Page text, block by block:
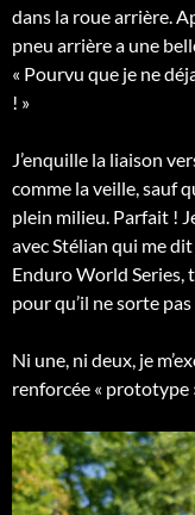
dans la roue arrière.
pneu arrière a une
« Pourvu que je ne
! »
J’enquille la liaison
comme la veille, sauf
plein milieu. Parfait !
avec Stélian qui me
Enduro World Series,
pour qu’il ne sorte pas
Ni une, ni deux, je
renforcée « prototype